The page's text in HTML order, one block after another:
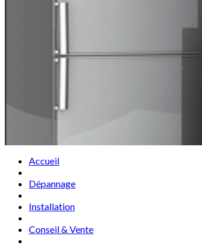
Accueil
Dépannage
Installation
Conseil & Vente